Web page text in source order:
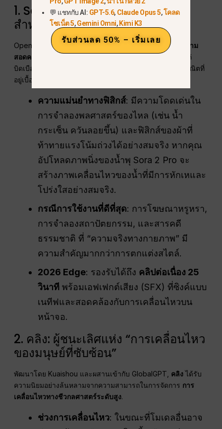
1. Sora 2 Pro: มาตรฐานทองคำ
สำหรับ “การจำลองโลก”
OpenAI's โซระ 2 โปร ยังคงเป็นผู้นำในอุตสาหกรรมใน
ความ
สอดคล้องเชิงพื้นที่-เชิงเวลา
. ต่างจากแบบก่อนหน้าที่เพียงแค่
บิดเบือนพิกเซล, Sora 2 Pro เข้าใจถึงโครงสร้างทางเรขาคณิตที่
อยู่เบื้องหลังของฉาก.
ความแม่นยำทางฟิสิกส์: มีความโดดเด่นใน
การจำลองพลศาสตร์ของไหล (เช่น น้ำ
กระเซ็น ควันลอยขึ้น) และฟิสิกส์ของผ้าที่
ท้าทายแรงโน้มถ่วงได้อย่างสมจริง หากคุณ
อัปโหลดภาพนิ่งของน้ำพุ Sora 2 Pro จะ
สร้างภาพเคลื่อนไหวของน้ำที่มีการหักเหและ
โปร่งใสอย่างสมจริง.
กรณีการใช้งานที่ดีที่สุด: การโฆษณาหรูหรา,
การจำลองสถาปัตยกรรม, และสารคดี
ธรรมชาติ ที่ “ความจริงทางกายภาพ” มี
ความสำคัญมากกว่าการตกแต่งสไตล์.
2026 Edge: รองรับได้ถึง คลิปต่อเนื่อง 25
วินาที พร้อมเอฟเฟกต์เสียง (SFX) ที่ซิงค์แบบ
เนทีฟและสอดคล้องกับการเคลื่อนไหวบน
หน้าจอ.
2. คลิง: ผู้ชนะเลิศแห่ง “การเคลื่อนไหว
ของมนุษย์ที่ซับซ้อน”
พัฒนาโดย Kuaishou และผสานเข้ากับ GlobalGPT, คลิงได้รับ
ความนิยมอย่างล้นหลามจากความสามารถในการจัดการ การ
เคลื่อนไหวทางชีวกลศาสตร์ระดับสูง.
ช่วงการเคลื่อนไหว: ในขณะที่โมเดลอื่นอาจ
💬 แชทกับ AI: GPT-5.6, Claude Opus 5,โคลด
โซเน็ต 5,Gemini Omni,Kimi K3
รับส่วนลด 50% – เริ่มเลย